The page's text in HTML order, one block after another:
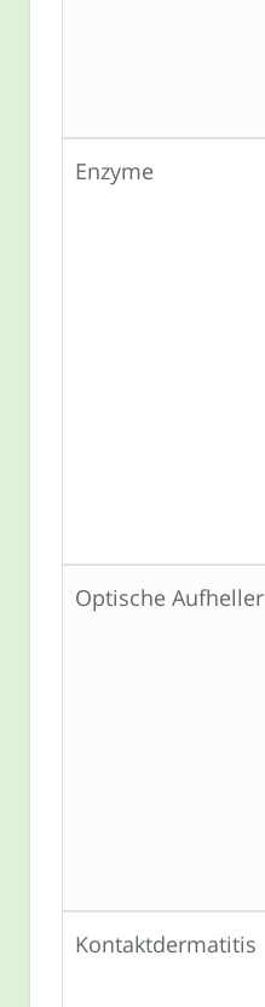
Enzyme
Optische Aufheller
Kontaktdermatitis